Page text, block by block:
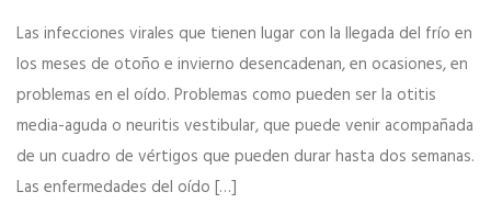
Las infecciones virales que tienen lugar con la llegada del frío en
los meses de otoño e invierno desencadenan, en ocasiones, en
problemas en el oído. Problemas como pueden ser la otitis
media-aguda o neuritis vestibular, que puede venir acompañada
de un cuadro de vértigos que pueden durar hasta dos semanas.
Las enfermedades del oído […]